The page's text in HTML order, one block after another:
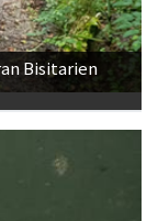
Bisitarien